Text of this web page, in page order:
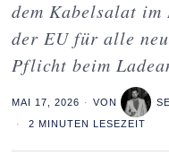
dem Kabelsalat
der EU für alle
Pflicht beim
MAI 17, 2026 VON
2 MINUTEN LESEZEIT